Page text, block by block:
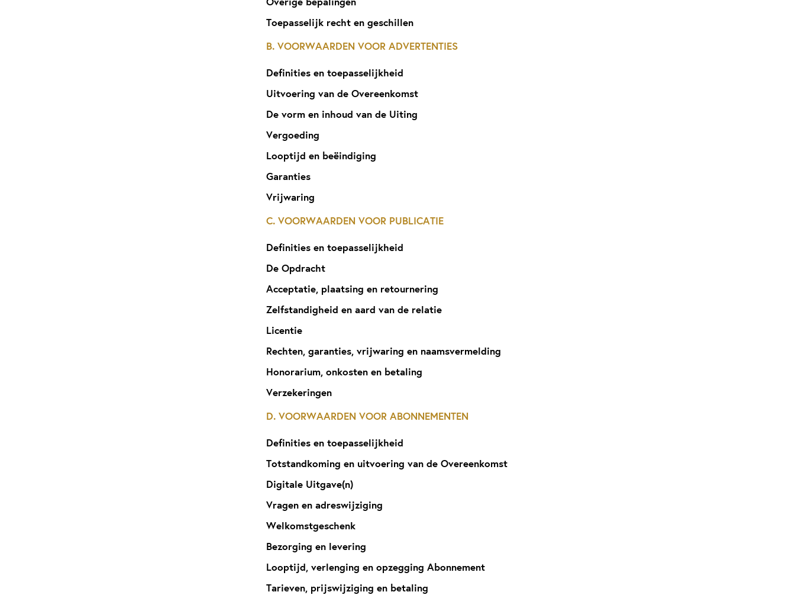
Toepasselijk recht en geschillen
B. VOORWAARDEN VOOR ADVERTENTIES
Definities en toepasselijkheid
Uitvoering van de Overeenkomst
De vorm en inhoud van de Uiting
Vergoeding
Looptijd en beëindiging
Garanties
Vrijwaring
C. VOORWAARDEN VOOR PUBLICATIE
Definities en toepasselijkheid
De Opdracht
Acceptatie, plaatsing en retournering
Zelfstandigheid en aard van de relatie
Licentie
Rechten, garanties, vrijwaring en naamsvermelding
Honorarium, onkosten en betaling
Verzekeringen
D. VOORWAARDEN VOOR ABONNEMENTEN
Definities en toepasselijkheid
Totstandkoming en uitvoering van de Overeenkomst
Digitale Uitgave(n)
Vragen en adreswijziging
Welkomstgeschenk
Bezorging en levering
Looptijd, verlenging en opzegging Abonnement
Tarieven, prijswijziging en betaling